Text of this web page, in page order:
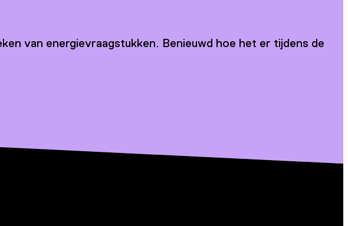
van energievraagstukken. Benieuwd hoe het er tijdens de